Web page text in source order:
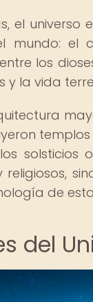
el
mundo: el
los
y la vida
solsticios
religiosos,
de
del